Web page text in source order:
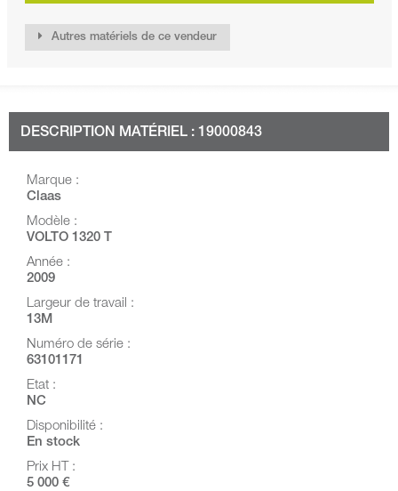
Autres matériels de ce vendeur
DESCRIPTION MATÉRIEL : 19000843
Marque :
Claas
Modèle :
VOLTO 1320 T
Année :
2009
Largeur de travail :
13M
Numéro de série :
63101171
Etat :
NC
Disponibilité :
En stock
Prix HT :
5 000 €